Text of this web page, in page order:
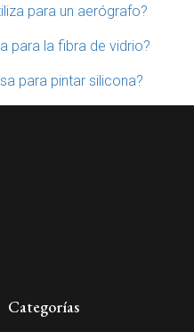
para un aerógrafo?
para la fibra de vidrio?
para pintar silicona?
Categorías